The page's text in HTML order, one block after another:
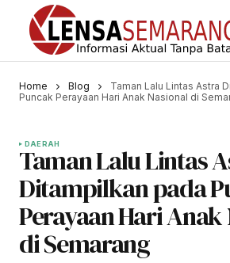
Home Blog
Taman Lalu Lintas Astra
Puncak Perayaan Hari Anak Nasional di
DAERAH
Taman Lalu Lintas
Ditampilkan pada
Perayaan Hari Anak
di Semarang